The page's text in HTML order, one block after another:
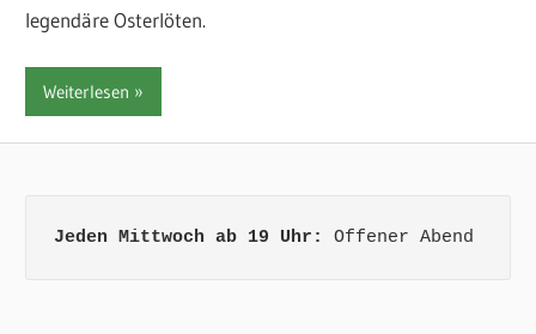
legendäre Osterlöten.
Weiterlesen
Jeden Mittwoch ab 19 Uhr: Offener Abend